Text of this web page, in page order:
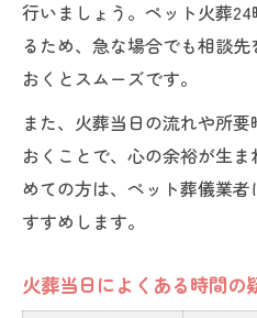
行いましょう。ペット火葬
るため、急な場合でも相談
おくとスムーズです。
また、火葬当日の流れや所
おくことで、心の余裕が生
めての方は、ペット葬儀業
すすめします。
火葬当日によくある時間の